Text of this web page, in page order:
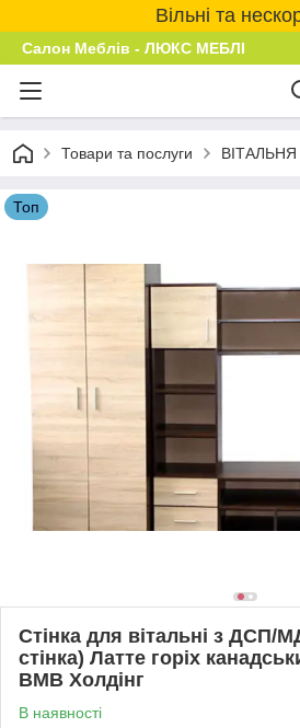
Вільні та
Салон Меблів - ЛЮКС МЕБЛІ
Товари та послуги ВІТАЛЬНЯ
Топ
Стінка для вітальні з ДСП/
стінка) Латте горіх
ВМВ Холдінг
В наявності